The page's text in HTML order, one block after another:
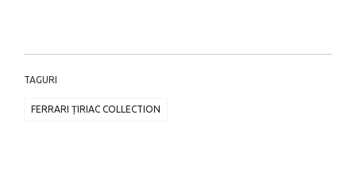
TAGURI
FERRARI ȚIRIAC COLLECTION